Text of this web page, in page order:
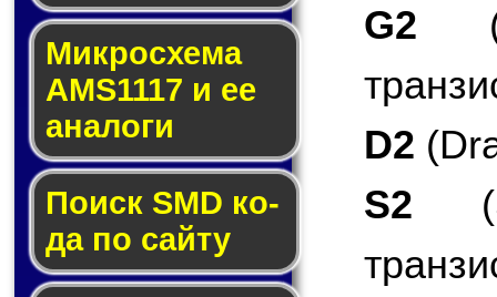
Микросхема
AMS1117 и ее
ана­ло­ги
Поиск SMD ко­
да по сай­ту
G2
D2
S2